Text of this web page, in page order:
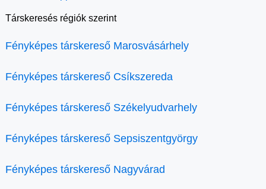
Társkeresés régiók szerint
Fényképes társkereső Marosvásárhely
Fényképes társkereső Csíkszereda
Fényképes társkereső Székelyudvarhely
Fényképes társkereső Sepsiszentgyörgy
Fényképes társkereső Nagyvárad